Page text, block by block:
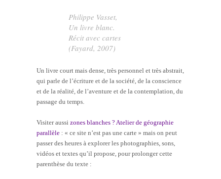
Philippe Vasset,
Un livre blanc.
Récit avec cartes
(Fayard, 2007)
Un livre court mais dense, très personnel et très abstrait,
qui parle de l’écriture et de la société, de la conscience
et de la réalité, de l’aventure et de la contemplation, du
passage du temps.
Visiter aussi zones blanches ? Atelier de géographie
parallèle : « ce site n’est pas une carte » mais on peut
passer des heures à explorer les photographies, sons,
vidéos et textes qu’il propose, pour prolonger cette
parenthèse du texte :